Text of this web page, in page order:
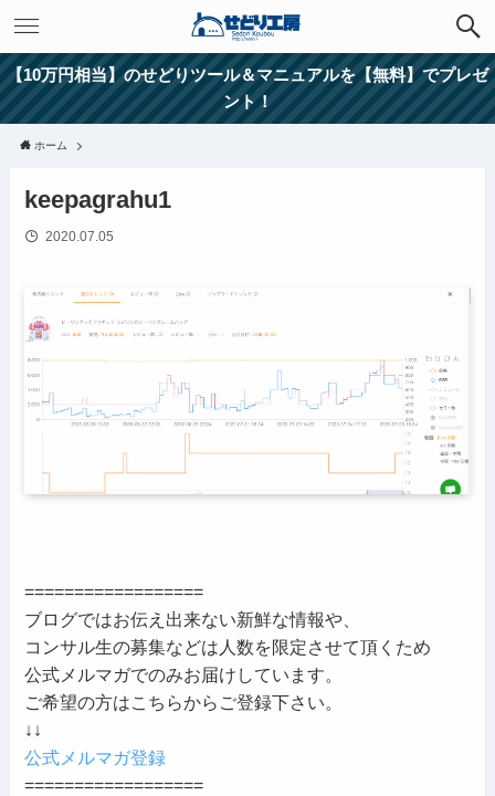
【10万円相当】のせどりツール＆マニュアルを【無料】でプレゼ
ント！
ホーム
keepagrahu1
2020.07.05
==================
ブログではお伝え出来ない新鮮な情報や、
コンサル生の募集などは人数を限定させて頂くため
公式メルマガでのみお届けしています。
ご希望の方はこちらからご登録下さい。
↓↓
公式メルマガ登録
==================